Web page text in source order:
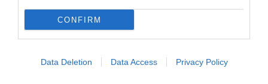
CONFIRM
Data Deletion Data Access Privacy Policy
Laservision, με 30ετή πορεία,
δραστηριοποιείται σε ένα ευρύ πεδίο